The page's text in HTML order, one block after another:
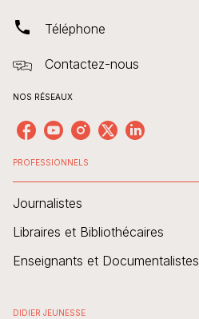
phone Téléphone
Contactez-nous
NOS RÉSEAUX
PROFESSIONNELS
Journalistes
Libraires et Bibliothécaires
Enseignants et Documentalistes
DIDIER JEUNESSE